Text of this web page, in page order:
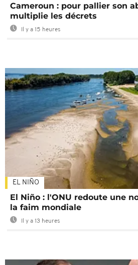
Cameroun : pour pallier son
multiplie les décrets
Il y a 15 heures
EL NIÑO
El Niño : l'ONU redoute une
la faim mondiale
Il y a 13 heures